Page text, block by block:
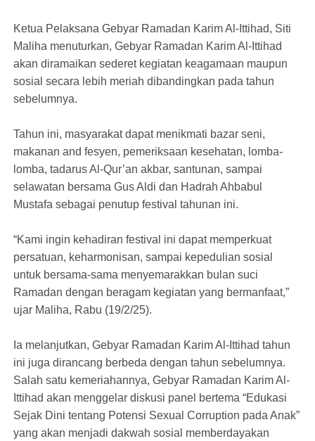
Ketua Pelaksana Gebyar Ramadan Karim Al-Ittihad, Siti
Maliha menuturkan, Gebyar Ramadan Karim Al-Ittihad
akan diramaikan sederet kegiatan keagamaan maupun
sosial secara lebih meriah dibandingkan pada tahun
sebelumnya.
Tahun ini, masyarakat dapat menikmati bazar seni,
makanan and fesyen, pemeriksaan kesehatan, lomba-
lomba, tadarus Al-Qur’an akbar, santunan, sampai
selawatan bersama Gus Aldi dan Hadrah Ahbabul
Mustafa sebagai penutup festival tahunan ini.
“Kami ingin kehadiran festival ini dapat memperkuat
persatuan, keharmonisan, sampai kepedulian sosial
untuk bersama-sama menyemarakkan bulan suci
Ramadan dengan beragam kegiatan yang bermanfaat,”
ujar Maliha, Rabu (19/2/25).
Ia melanjutkan, Gebyar Ramadan Karim Al-Ittihad tahun
ini juga dirancang berbeda dengan tahun sebelumnya.
Salah satu kemeriahannya, Gebyar Ramadan Karim Al-
Ittihad akan menggelar diskusi panel bertema “Edukasi
Sejak Dini tentang Potensi Sexual Corruption pada Anak”
yang akan menjadi dakwah sosial memberdayakan